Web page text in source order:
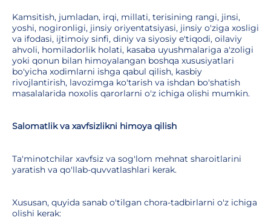
Kamsitish, jumladan, irqi, millati, terisining rangi, jinsi,
yoshi, nogironligi, jinsiy oriyentatsiyasi, jinsiy o'ziga xosligi
va ifodasi, ijtimoiy sinfi, diniy va siyosiy e'tiqodi, oilaviy
ahvoli, homiladorlik holati, kasaba uyushmalariga a'zoligi
yoki qonun bilan himoyalangan boshqa xususiyatlari
bo'yicha xodimlarni ishga qabul qilish, kasbiy
rivojlantirish, lavozimga ko'tarish va ishdan bo'shatish
masalalarida noxolis qarorlarni o'z ichiga olishi mumkin.
Salomatlik va xavfsizlikni himoya qilish
Ta'minotchilar xavfsiz va sog'lom mehnat sharoitlarini
yaratish va qo'llab-quvvatlashlari kerak.
Xususan, quyida sanab o'tilgan chora-tadbirlarni o'z ichiga
olishi kerak: